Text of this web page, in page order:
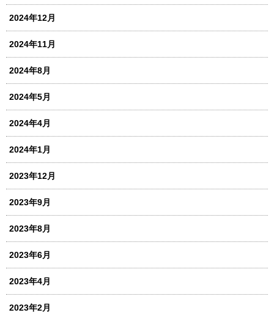
2024年12月
2024年11月
2024年8月
2024年5月
2024年4月
2024年1月
2023年12月
2023年9月
2023年8月
2023年6月
2023年4月
2023年2月